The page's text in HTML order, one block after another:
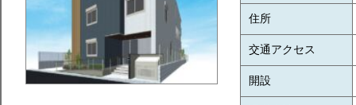
住所
交通アクセス
開設